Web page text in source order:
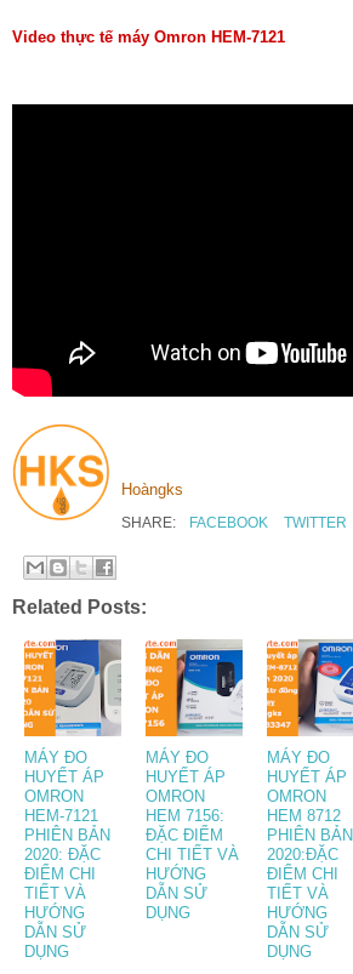
Video thực tế máy Omron HEM-7121
Hoàngks
SHARE: FACEBOOK TWITTER
Related Posts:
MÁY ĐO
HUYẾT ÁP
OMRON
HEM-7121
PHIÊN BẢN
2020: ĐẶC
ĐIỂM CHI
TIẾT VÀ
HƯỚNG
DẪN SỬ
DỤNG
MÁY ĐO
HUYẾT ÁP
OMRON
HEM 7156:
ĐẶC ĐIỂM
CHI TIẾT VÀ
HƯỚNG
DẪN SỬ
DỤNG
MÁY ĐO
HUYẾT ÁP
OMRON
HEM 8712
PHIÊN BẢN
2020:ĐẶC
ĐIỂM CHI
TIẾT VÀ
HƯỚNG
DẪN SỬ
DỤNG